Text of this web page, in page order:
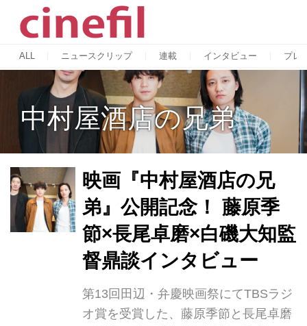
ALL ニュースクリップ 連載 インタビュー プレ
中村屋酒店の兄弟
映画『中村屋酒店の兄
弟』公開記念！ 藤原季
節×長尾卓磨×白磯大知監
督鼎談インタビュー
第13回田辺・弁慶映画祭にてTBSラジ
オ賞を受賞した、藤原季節と長尾卓磨